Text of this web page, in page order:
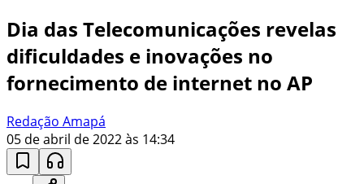
Dia das Telecomunicações revelas
dificuldades e inovações no
fornecimento de internet no AP
Redação Amapá
05 de abril de 2022 às 14:34